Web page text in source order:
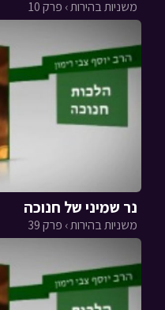
משניות בהירות › פרק 10
נר שמיני של חנוכה
משניות בהירות › פרק 39